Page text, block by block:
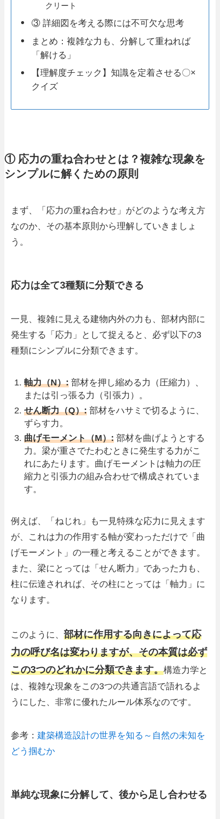
クリート
③ 詳細図を考える際には不可欠な思考
まとめ：複雑な力も、分解して重ねれば
「解ける」
【理解度チェック】知識を定着させる〇×
クイズ
① 応力の重ね合わせとは？複雑な現象を
シンプルに解くための原則
まず、「応力の重ね合わせ」がどのような考え方
なのか、その基本原則から理解していきましょ
う。
応力は全て3種類に分類できる
一見、複雑に見える建物内外の力も、部材内部に
発生する「応力」として捉えると、必ず以下の3
種類にシンプルに分類できます。
軸力（N）: 部材を押し縮める力（圧縮力）、
または引っ張る力（引張力）。
せん断力（Q）: 部材をハサミで切るように、
ずらす力。
曲げモーメント（M）: 部材を曲げようとする
力。梁が重さでたわむときに発生する力がこ
れにあたります。曲げモーメントは軸力の圧
縮力と引張力の組み合わせで構成されていま
す。
例えば、「ねじれ」も一見特殊な応力に見えます
が、これは力の作用する軸が変わっただけで「曲
げモーメント」の一種と考えることができます。
また、梁にとっては「せん断力」であった力も、
柱に伝達されれば、その柱にとっては「軸力」に
なります。
このように、部材に作用する向きによって応
力の呼び名は変わりますが、その本質は必ず
この3つのどれかに分類できます。構造力学と
は、複雑な現象をこの3つの共通言語で語れるよ
うにした、非常に優れたルール体系なのです。
参考：建築構造設計の世界を知る～自然の未知を
どう掴むか
単純な現象に分解して、後から足し合わせる